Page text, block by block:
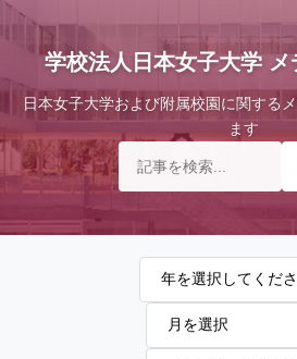
学校法人日本女子大学
日本女子大学および附属校園に関する
ます